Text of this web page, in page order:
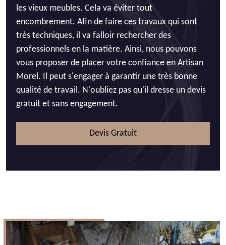
les vieux meubles. Cela va éviter tout
encombrement. Afin de faire ces travaux qui sont
très techniques, il va falloir rechercher des
professionnels en la matière. Ainsi, nous pouvons
vous proposer de placer votre confiance en Artisan
Morel. Il peut s'engager à garantir une très bonne
qualité de travail. N'oubliez pas qu'il dresse un devis
gratuit et sans engagement.
Devis Gratuit